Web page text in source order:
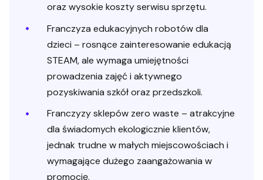
oraz wysokie koszty serwisu sprzętu.
Franczyza edukacyjnych robotów dla
dzieci – rosnące zainteresowanie edukacją
STEAM, ale wymaga umiejętności
prowadzenia zajęć i aktywnego
pozyskiwania szkół oraz przedszkoli.
Franczyzy sklepów zero waste – atrakcyjne
dla świadomych ekologicznie klientów,
jednak trudne w małych miejscowościach i
wymagające dużego zaangażowania w
promocję.